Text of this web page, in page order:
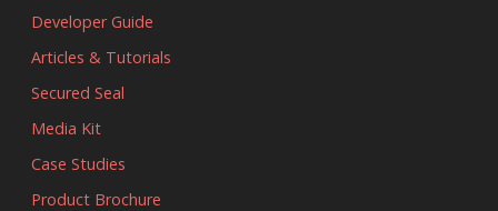
Developer Guide
Articles & Tutorials
Secured Seal
Media Kit
Case Studies
Product Brochure